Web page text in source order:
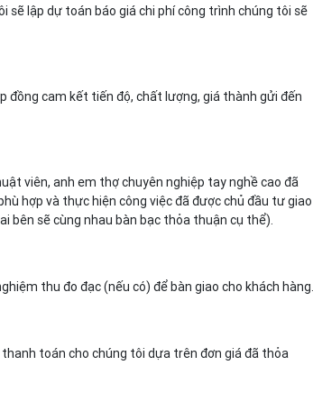
sẽ lập dự toán báo giá chi phí công trình chúng tôi sẽ
đồng cam kết tiến độ, chất lượng, giá thành gửi đến
viên, anh em thợ chuyên nghiệp tay nghề cao đã
hợp và thực hiện công việc đã được chủ đầu tư giao
bên sẽ cùng nhau bàn bạc thỏa thuận cụ thể).
thu đo đạc (nếu có) để bàn giao cho khách hàng.
toán cho chúng tôi dựa trên đơn giá đã thỏa